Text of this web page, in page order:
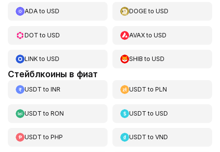
ADAto USD DOGEtoUSD
DOT to USD AVAXtoUSD
LINKto USD SHIB toUSD
Стейблкоины в фиат
USDT to INR USDT toPLN
USDT to RON USDT toUSD
USDT to PHP USDT toVND